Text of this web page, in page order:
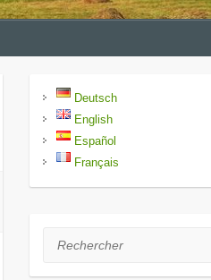
Deutsch
English
Español
Français
Rechercher